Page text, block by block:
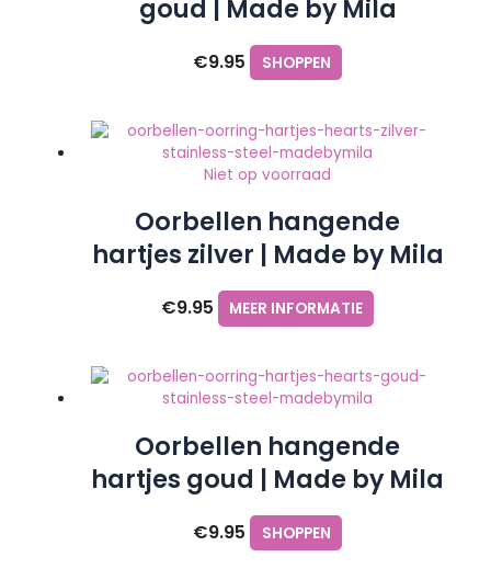
goud | Made by Mila
€9.95 SHOPPEN
Niet op voorraad
Oorbellen hangende
hartjes zilver | Made by Mila
€9.95 MEER INFORMATIE
Oorbellen hangende
hartjes goud | Made by Mila
€9.95 SHOPPEN